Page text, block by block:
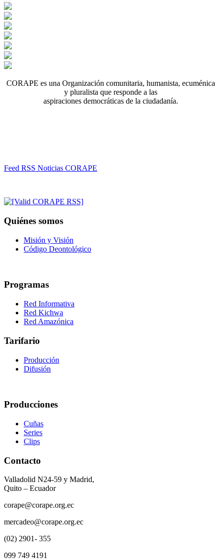
CORAPE es una Organización comunitaria, humanista, ecuménica
y pluralista que responde a las
aspiraciones democráticas de la ciudadanía.
Feed RSS Noticias CORAPE
Quiénes somos
Misión y Visión
Código Deontológico
Programas
Red Informativa
Red Kichwa
Red Amazónica
Tarifario
Producción
Difusión
Producciones
Cuñas
Series
Clips
Contacto
Valladolid N24-59 y Madrid,
Quito – Ecuador
corape@corape.org.ec
mercadeo@corape.org.ec
(02) 2901- 355
099 749 4191